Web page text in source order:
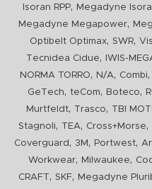
Isoran RPP, Megadyne
Megadyne Megapower,
Optibelt Optimax, SWR,
Tecnidea Cidue, IWIS-
NORMA TORRO, N/A, Combi,
GeTech, teCom, Boteco,
Murtfeldt, Trasco, TBI
Stagnoli, TEA, Cross+Morse,
Coverguard , 3M , Portwest,
Workwear, Milwaukee,
CRAFT, SKF, Megadyne